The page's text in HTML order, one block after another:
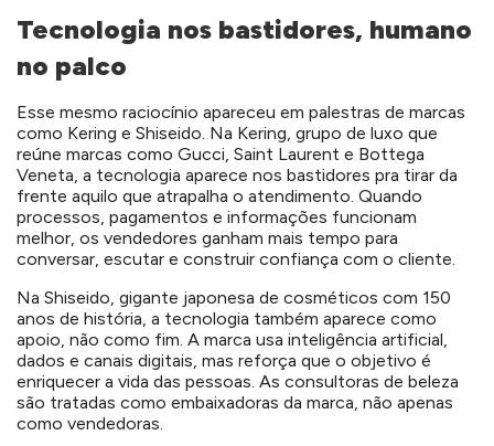
Tecnologia nos bastidores, humano
no palco
Esse mesmo raciocínio apareceu em palestras de marcas
como Kering e Shiseido. Na Kering, grupo de luxo que
reúne marcas como Gucci, Saint Laurent e Bottega
Veneta, a tecnologia aparece nos bastidores pra tirar da
frente aquilo que atrapalha o atendimento. Quando
processos, pagamentos e informações funcionam
melhor, os vendedores ganham mais tempo para
conversar, escutar e construir confiança com o cliente.
Na Shiseido, gigante japonesa de cosméticos com 150
anos de história, a tecnologia também aparece como
apoio, não como fim. A marca usa inteligência artificial,
dados e canais digitais, mas reforça que o objetivo é
enriquecer a vida das pessoas. As consultoras de beleza
são tratadas como embaixadoras da marca, não apenas
como vendedoras.